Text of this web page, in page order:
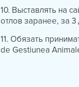
10. Выставлять на
отлов заранее, за
11. Обязать
de Gestiunea